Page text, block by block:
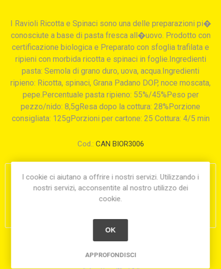
I Ravioli Ricotta e Spinaci sono una delle preparazioni pi�
conosciute a base di pasta fresca all�uovo. Prodotto con
certificazione biologica e Preparato con sfoglia trafilata e
ripieni con morbida ricotta e spinaci in foglie.Ingredienti
pasta: Semola di grano duro, uova, acqua.Ingredienti
ripieno: Ricotta, spinaci, Grana Padano DOP, noce moscata,
pepe.Percentuale pasta ripieno: 55%/45%Peso per
pezzo/nido: 8,5gResa dopo la cottura: 28%Porzione
consigliata: 125gPorzioni per cartone: 25 Cottura: 4/5 min
Cod.: CAN BIOR3006
€19,70
I cookie ci aiutano a offrire i nostri servizi. Utilizzando i
nostri servizi, acconsentite al nostro utilizzo dei
cookie.
OK
APPROFONDISCI